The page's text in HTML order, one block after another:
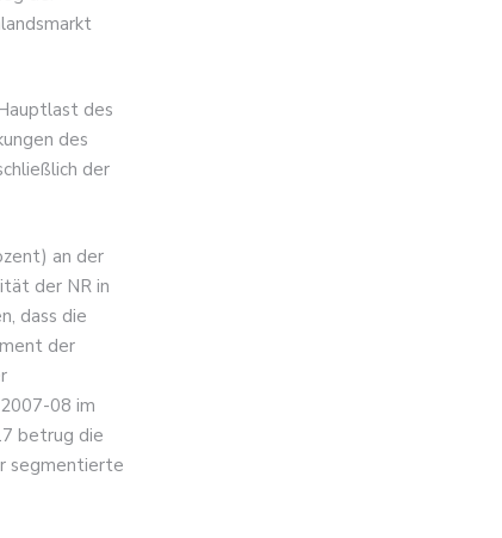
des
des
der
an der
der NR in
dass die
der
08 im
betrug die
segmentierte